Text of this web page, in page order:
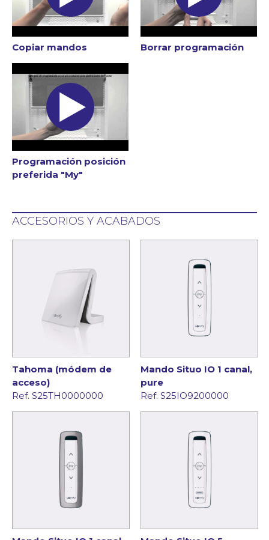
Copiar mandos Borrar programación
Programación posición
preferida "My"
ACCESORIOS Y ACABADOS
Tahoma (módem de
acceso)
Ref. S25TH0000000
Mando Situo IO 1 canal,
pure
Ref. S25IO9200000